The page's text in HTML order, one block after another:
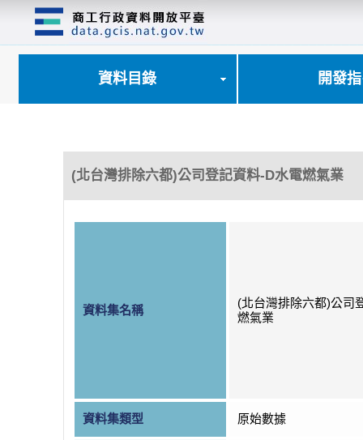
資料目錄 開發
(北台灣排除六都)公司登記資料-D水電燃氣業
資料集名稱
(北台灣排除六都)公司
燃氣業
資料集類型 原始數據